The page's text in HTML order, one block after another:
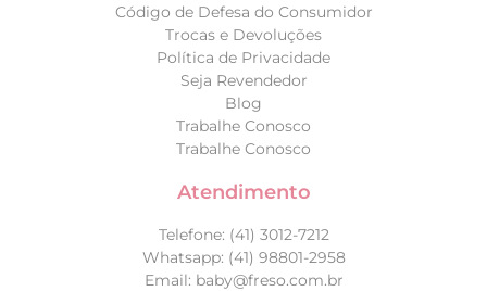
Código de Defesa do Consumidor
Trocas e Devoluções
Política de Privacidade
Seja Revendedor
Blog
Trabalhe Conosco
Trabalhe Conosco
Atendimento
Telefone: (41) 3012-7212
Whatsapp: (41) 98801-2958
Email: baby@freso.com.br